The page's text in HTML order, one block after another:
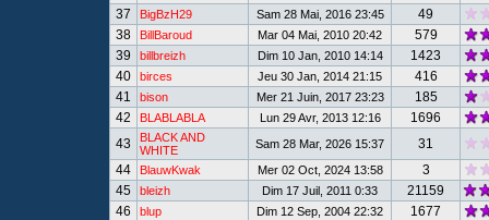
37
BigBzH29 Sam 28 Mai, 2016 23:45
49
38
BillBaroud Mar 04 Mai, 2010 20:42
579
39
billbreizh Dim 10 Jan, 2010 14:14
1423
40
birces Jeu 30 Jan, 2014 21:15
416
41
bison Mer 21 Juin, 2017 23:23
185
42
BLABLABLA Lun 29 Avr, 2013 12:16
1696
43
BLACK AND
WHITE
Sam 28 Mar, 2026 15:37
31
44
BlauwKwak Mer 02 Oct, 2024 13:58
3
45
bleizh Dim 17 Juil, 2011 0:33
21159
46
blup Dim 12 Sep, 2004 22:32
1677